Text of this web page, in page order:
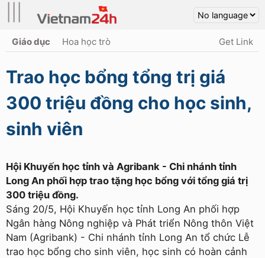
Giáo dục Hoa học trò Get Link
Trao học bổng tổng trị giá
300 triệu đồng cho học sinh,
sinh viên
Hội Khuyến học tỉnh và Agribank - Chi nhánh tỉnh
Long An phối hợp trao tặng học bổng với tổng giá trị
300 triệu đồng.
Sáng 20/5, Hội Khuyến học tỉnh Long An phối hợp
Ngân hàng Nông nghiệp và Phát triển Nông thôn Việt
Nam (Agribank) - Chi nhánh tỉnh Long An tổ chức Lễ
trao học bổng cho sinh viên, học sinh có hoàn cảnh